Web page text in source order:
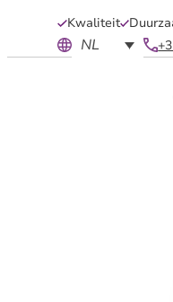
Kwaliteit
NL